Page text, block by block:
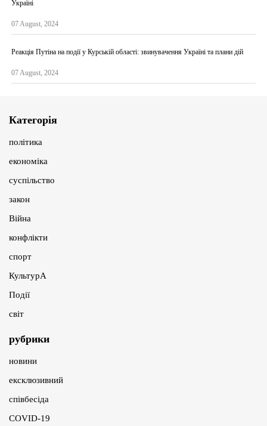
Україні
07 August, 2024
Реакція Путіна на події у Курській області: звинувачення Україні та плани дій
07 August, 2024
Категорія
політика
економіка
суспільство
закон
Війна
конфлікти
спорт
КультурА
Події
світ
рубрики
новини
ексклюзивний
співбесіда
COVID-19